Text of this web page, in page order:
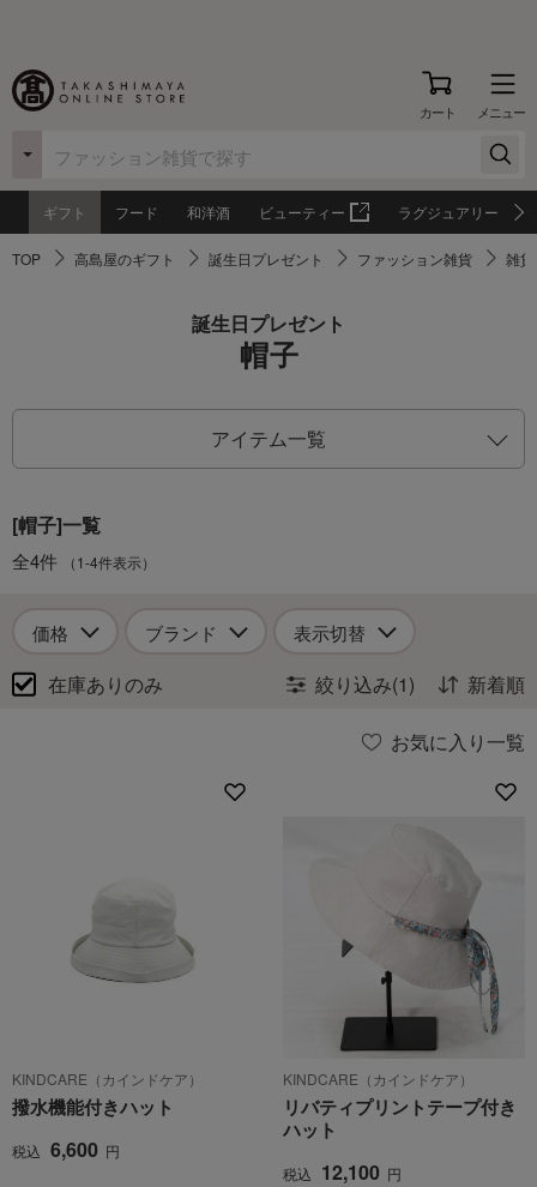
カート メニュー
ギフト フード 和洋酒 ビューティー ラグジュアリー
TOP 高島屋のギフト 誕生日プレゼント ファッション雑貨 雑
誕生日プレゼント
帽子
アイテム一覧
[帽子]一覧
全4件 （1-4件表示）
価格 ブランド 表示切替
在庫ありのみ 絞り込み(1) 新着順
お気に入り一覧
KINDCARE（カインドケア）
撥水機能付きハット
税込 6,600 円
KINDCARE（カインドケア）
リバティプリントテープ付き
ハット
税込 12,100 円